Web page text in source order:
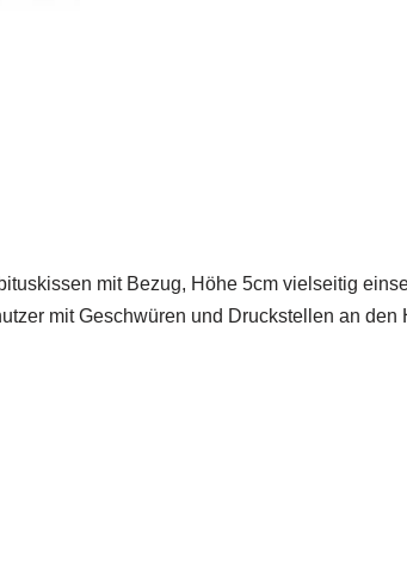
mit Bezug, Höhe 5cm vielseitig
mit Geschwüren und Druckstellen an